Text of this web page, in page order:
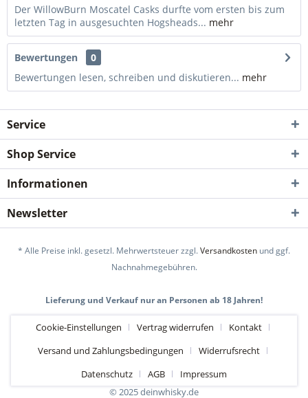
Der WillowBurn Moscatel Casks durfte vom ersten bis zum
letzten Tag in ausgesuchten Hogsheads... mehr
Bewertungen
0
Bewertungen lesen, schreiben und diskutieren... mehr
Service
Shop Service
Informationen
Newsletter
* Alle Preise inkl. gesetzl. Mehrwertsteuer zzgl.Versandkosten und ggf.
Nachnahmegebühren.
Lieferung und Verkauf nur an Personen ab 18 Jahren!
Cookie-Einstellungen Vertrag widerrufen
Kontakt
Versand und Zahlungsbedingungen
Widerrufsrecht
Datenschutz
AGB
Impressum
© 2025 deinwhisky.de